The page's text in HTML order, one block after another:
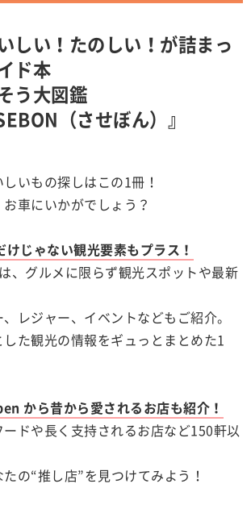
しい！たのしい！が詰まっ
ド本
う大図鑑
（させぼん）』
いもの探しはこの1冊！
車にいかがでしょう？
けじゃない観光要素もプラス！
、グルメに限らず観光スポットや最新
レジャー、イベントなどもご紹介。
た観光の情報をギュっとまとめた1
から昔から愛されるお店も紹介！
ドや長く支持されるお店など150軒以
の“推し店”を見つけてみよう！